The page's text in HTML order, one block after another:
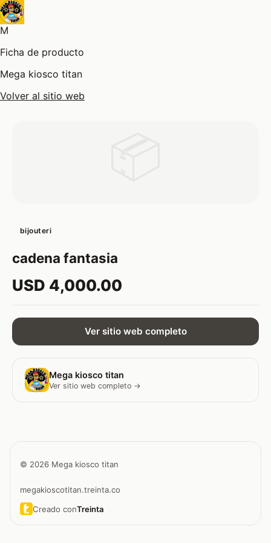
M
Ficha de producto
Mega kiosco titan
Volver al sitio web
bijouteri
cadena fantasia
USD 4,000.00
Ver sitio web completo
Mega kiosco titan
Ver sitio web completo →
© 2026 Mega kiosco titan
megakioscotitan.treinta.co
Creado conTreinta